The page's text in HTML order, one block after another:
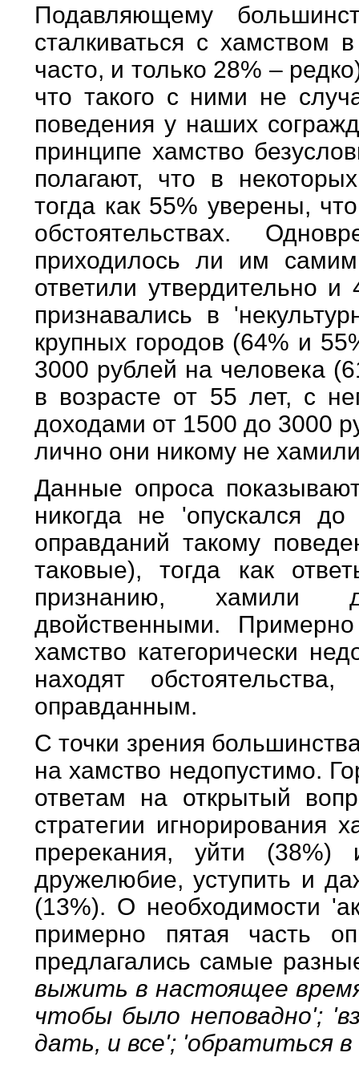
Подавляющему
сталкиваться с хамством
часто, и только 28% –
что такого с ними не
поведения у наших
принципе хамство
полагают, что в
тогда как 55% уверены,
обстоятельствах.
приходилось ли им
ответили утвердительно
признавались в
крупных городов (64% и
3000 рублей на человека
в возрасте от 55 лет, с
доходами от 1500 до 3000
лично они никому не
Данные опроса
никогда не 'опускался
оправданий такому
таковые), тогда как
признанию, хамили
двойственными.
хамство категорически
находят
оправданным.
С точки зрения
на хамство недопустимо.
ответам на открытый
стратегии игнорирования
пререкания, уйти (38%)
дружелюбие, уступить и
(13%). О необходимости
примерно пятая часть
предлагались самые
выжить в настоящее
чтобы было неповадно';
дать, и все'; 'обратиться